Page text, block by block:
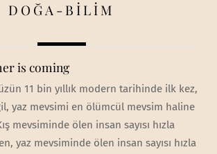
DOĞA-BİLİM
is coming
11 bin yıllık modern tarihinde ilk kez,
yaz mevsimi en ölümcül mevsim haline
mevsiminde ölen insan sayısı hızla
yaz mevsiminde ölen insan sayısı hızla